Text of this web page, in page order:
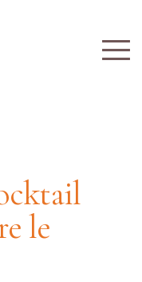
le